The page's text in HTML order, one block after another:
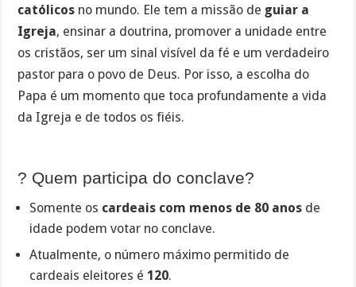
católicos no mundo. Ele tem a missão de guiar a
Igreja, ensinar a doutrina, promover a unidade entre
os cristãos, ser um sinal visível da fé e um verdadeiro
pastor para o povo de Deus. Por isso, a escolha do
Papa é um momento que toca profundamente a vida
da Igreja e de todos os fiéis.
? Quem participa do conclave?
Somente os cardeais com menos de 80 anos de
idade podem votar no conclave.
Atualmente, o número máximo permitido de
cardeais eleitores é120.